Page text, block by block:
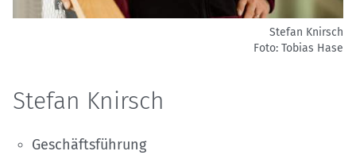
Stefan Knirsch
Foto: Tobias Hase
Stefan Knirsch
Geschäftsführung